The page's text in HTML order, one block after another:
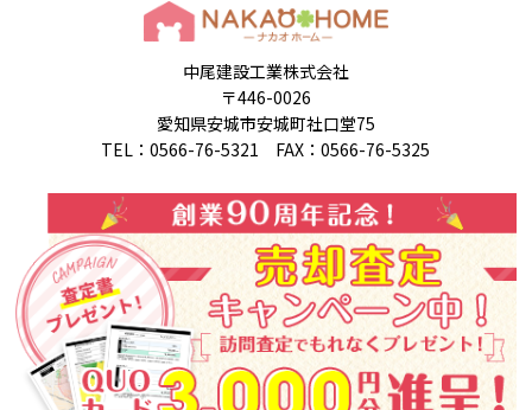
中尾建設工業株式会社
〒446-0026
愛知県安城市安城町社口堂75
TEL：0566-76-5321 FAX：0566-76-5325